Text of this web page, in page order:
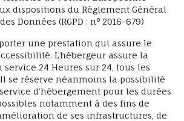
dispositions du Règlement Général
Données (RGPD : n° 2016-679)
une prestation qui assure le
L’hébergeur assure la
24 Heures sur 24, tous les
Il se réserve néanmoins la possibilité
d’hébergement pour les durées
notamment à des fins de
de ses infrastructures, de